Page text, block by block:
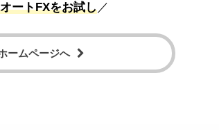
ートFXをお試し／
ームページへ